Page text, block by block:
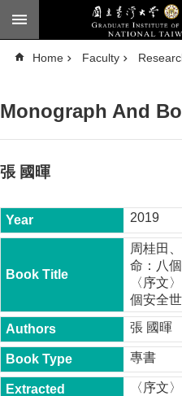
Skip to main content
d
c
e
S
r
National
Taiwan
Chinese
a
c
u
l
t
y
Home Faculty
Monograph And
張 國暉
2019
周桂田
命：八
〈序文
個安全
張 國暉
專書
〈序文